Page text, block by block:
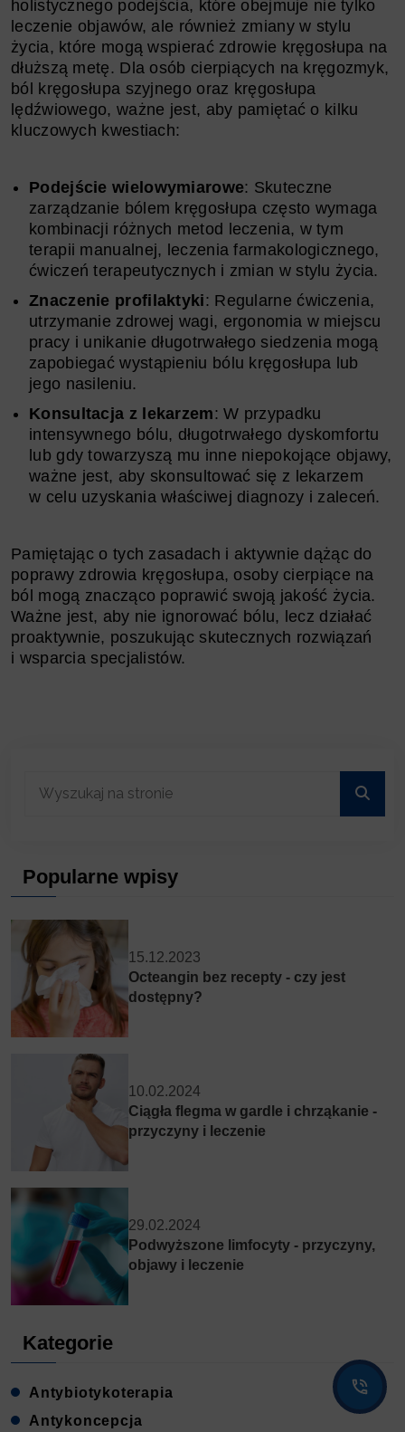
holistycznego podejścia, które obejmuje nie tylko
leczenie objawów, ale również zmiany w stylu
życia, które mogą wspierać zdrowie kręgosłupa na
dłuższą metę. Dla osób cierpiących na kręgozmyk,
ból kręgosłupa szyjnego oraz kręgosłupa
lędźwiowego, ważne jest, aby pamiętać o kilku
kluczowych kwestiach:
Podejście wielowymiarowe: Skuteczne
zarządzanie bólem kręgosłupa często wymaga
kombinacji różnych metod leczenia, w tym
terapii manualnej, leczenia farmakologicznego,
ćwiczeń terapeutycznych i zmian w stylu życia.
Znaczenie profilaktyki: Regularne ćwiczenia,
utrzymanie zdrowej wagi, ergonomia w miejscu
pracy i unikanie długotrwałego siedzenia mogą
zapobiegać wystąpieniu bólu kręgosłupa lub
jego nasileniu.
Konsultacja z lekarzem: W przypadku
intensywnego bólu, długotrwałego dyskomfortu
lub gdy towarzyszą mu inne niepokojące objawy,
ważne jest, aby skonsultować się z lekarzem
w celu uzyskania właściwej diagnozy i zaleceń.
Pamiętając o tych zasadach i aktywnie dążąc do
poprawy zdrowia kręgosłupa, osoby cierpiące na
ból mogą znacząco poprawić swoją jakość życia.
Ważne jest, aby nie ignorować bólu, lecz działać
proaktywnie, poszukując skutecznych rozwiązań
i wsparcia specjalistów.
Popularne wpisy
15.12.2023
Octeangin bez recepty - czy jest
dostępny?
10.02.2024
Ciągła flegma w gardle i chrząkanie -
przyczyny i leczenie
29.02.2024
Podwyższone limfocyty - przyczyny,
objawy i leczenie
Kategorie
Antybiotykoterapia
Antykoncepcja